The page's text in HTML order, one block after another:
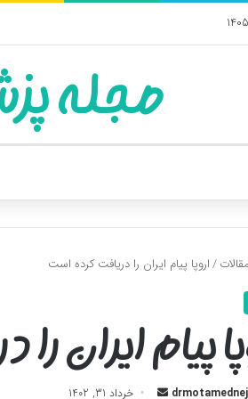
مجله
مقالات/اروپا پیام ایران را دریافت کرده است
پیام ایران
ارسال خرداد 31, 1402